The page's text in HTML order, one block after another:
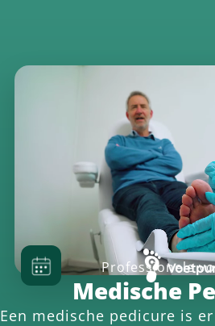
Professionele
Medische
Een medische pedicure is